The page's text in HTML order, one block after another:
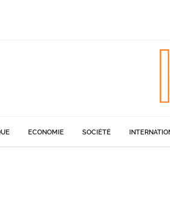
ECONOMIE SOCIÉTÉ